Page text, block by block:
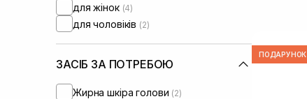
для жінок (4)
для чоловіків (2)
ЗАСІБ ЗА ПОТРЕБОЮ
Жирна шкіра голови (2)
ПОДАРУНОК